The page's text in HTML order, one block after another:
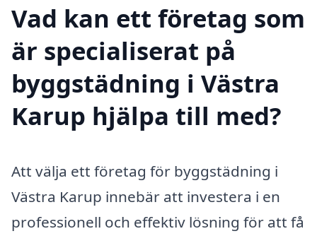
Vad kan ett företag som
är specialiserat på
byggstädning i Västra
Karup hjälpa till med?
Att välja ett företag för byggstädning i
Västra Karup innebär att investera i en
professionell och effektiv lösning för att få